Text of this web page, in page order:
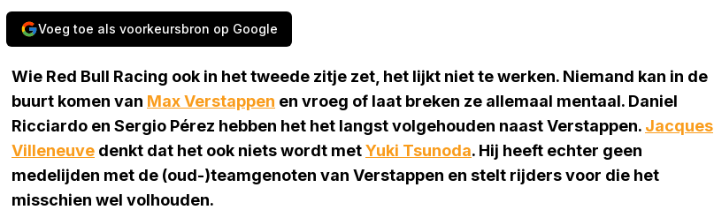
Voeg toe als voorkeursbron op Google
Wie Red Bull Racing ook in het tweede zitje zet, het lijkt niet te werken. Niemand kan in de
buurt komen van Max Verstappen en vroeg of laat breken ze allemaal mentaal. Daniel
Ricciardo en Sergio Pérez hebben het het langst volgehouden naast Verstappen. Jacques
Villeneuve denkt dat het ook niets wordt metYuki Tsunoda. Hij heeft echter geen
medelijden met de (oud-)teamgenoten van Verstappen en stelt rijders voor die het
misschien wel volhouden.